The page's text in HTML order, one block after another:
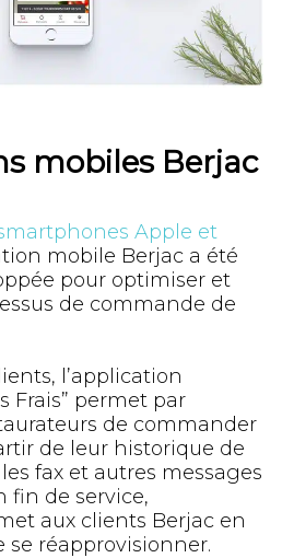
mobiles Berjac
Apple et
mobile Berjac a été
pour optimiser et
de commande de
l’application
Frais” permet par
de commander
de leur historique de
fax et autres messages
fin de service,
aux clients Berjac en
se réapprovisionner.